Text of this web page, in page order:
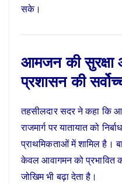
सके।
आमजन की सुरक्षा
प्रशासन की
तहसीलदार सदर ने कहा कि
राजमार्ग पर यातायात को
प्राथमिकताओं में शामिल है।
केवल आवागमन को प्रभावित
जोखिम भी बढ़ा देता है।